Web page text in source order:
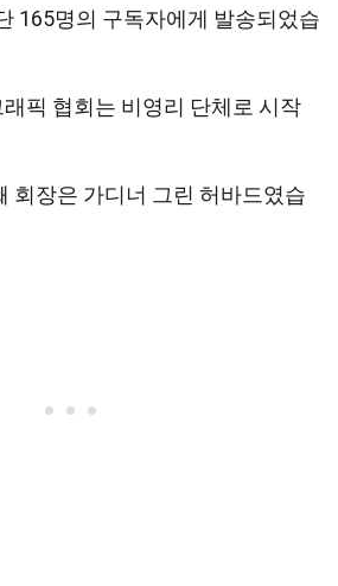
165명의 구독자에게 발송되었습
픽 협회는 비영리 단체로 시작
회장은 가디너 그린 허바드였습